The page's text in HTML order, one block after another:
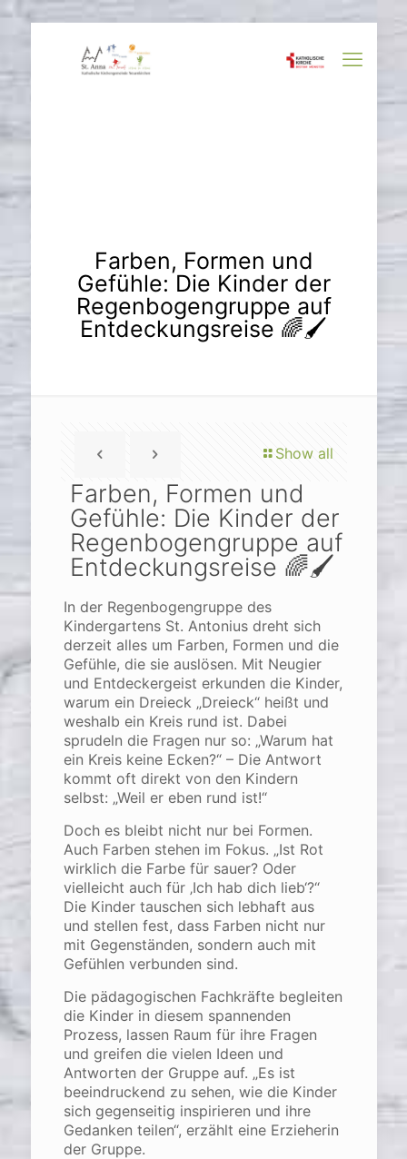
Farben, Formen und
Gefühle: Die Kinder der
Regenbogengruppe auf
Entdeckungsreise 🌈🖌️
Show all
Farben, Formen und
Gefühle: Die Kinder der
Regenbogengruppe auf
Entdeckungsreise 🌈🖌️
In der Regenbogengruppe des
Kindergartens St. Antonius dreht sich
derzeit alles um Farben, Formen und die
Gefühle, die sie auslösen. Mit Neugier
und Entdeckergeist erkunden die Kinder,
warum ein Dreieck „Dreieck“ heißt und
weshalb ein Kreis rund ist. Dabei
sprudeln die Fragen nur so: „Warum hat
ein Kreis keine Ecken?“ – Die Antwort
kommt oft direkt von den Kindern
selbst: „Weil er eben rund ist!“
Doch es bleibt nicht nur bei Formen.
Auch Farben stehen im Fokus. „Ist Rot
wirklich die Farbe für sauer? Oder
vielleicht auch für ‚Ich hab dich lieb‘?“
Die Kinder tauschen sich lebhaft aus
und stellen fest, dass Farben nicht nur
mit Gegenständen, sondern auch mit
Gefühlen verbunden sind.
Die pädagogischen Fachkräfte begleiten
die Kinder in diesem spannenden
Prozess, lassen Raum für ihre Fragen
und greifen die vielen Ideen und
Antworten der Gruppe auf. „Es ist
beeindruckend zu sehen, wie die Kinder
sich gegenseitig inspirieren und ihre
Gedanken teilen“, erzählt eine Erzieherin
der Gruppe.